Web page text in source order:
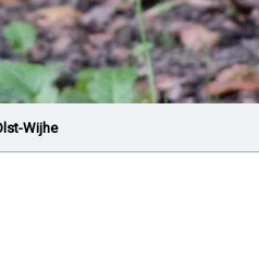
Wijhe